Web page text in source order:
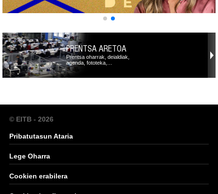
PRENTSA ARETOA
Prentsa oharrak, deialdiak,
agenda, fototeka,…
© EITB - 2026
Pribatutasun Ataria
Lege Oharra
Cookien erabilera